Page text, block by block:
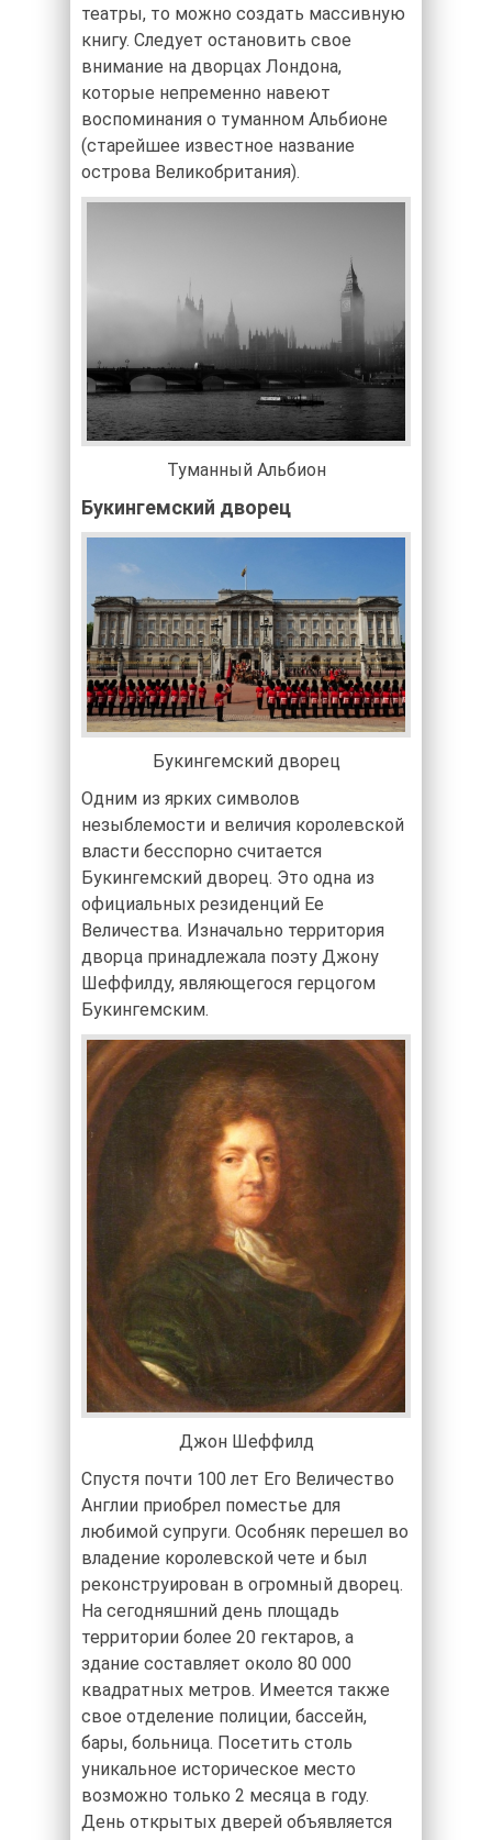
театры, то можно создать массивную
книгу. Следует остановить свое
внимание на дворцах Лондона,
которые непременно навеют
воспоминания о туманном Альбионе
(старейшее известное название
острова Великобритания).
Туманный Альбион
Букингемский дворец
Букингемский дворец
Одним из ярких символов
незыблемости и величия королевской
власти бесспорно считается
Букингемский дворец. Это одна из
официальных резиденций Ее
Величества. Изначально территория
дворца принадлежала поэту Джону
Шеффилду, являющегося герцогом
Букингемским.
Джон Шеффилд
Спустя почти 100 лет Его Величество
Англии приобрел поместье для
любимой супруги. Особняк перешел во
владение королевской чете и был
реконструирован в огромный дворец.
На сегодняшний день площадь
территории более 20 гектаров, а
здание составляет около 80 000
квадратных метров. Имеется также
свое отделение полиции, бассейн,
бары, больница. Посетить столь
уникальное историческое место
возможно только 2 месяца в году.
День открытых дверей объявляется